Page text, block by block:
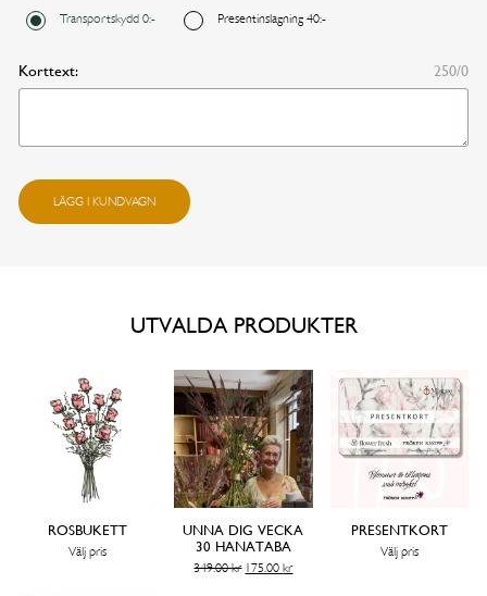
Transportskydd 0:- Presentinslagning 40:-
Korttext: 250/0
LÄGG I KUNDVAGN
UTVALDA PRODUKTER
ROSBUKETT
Välj pris
UNNA DIG VECKA
30 HANATABA
349.00kr Det
175.00krDet
PRESENTKORT
Välj pris
Annat datum